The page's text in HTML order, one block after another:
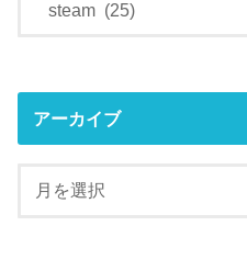
アーカイブ